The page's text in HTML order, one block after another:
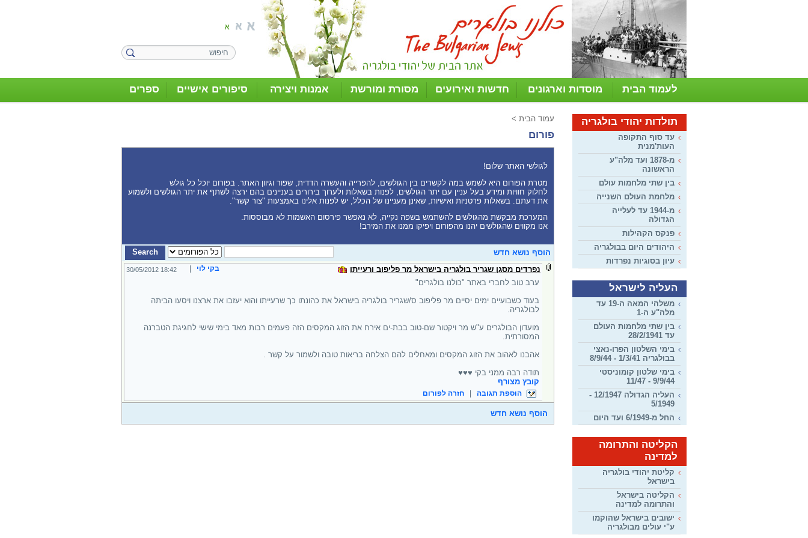
לעמוד הבית מוסדות וארגונים חדשות ואירועים מסורת ומורשת אמנות ויצירה סיפורים אישיים ספרים
תולדות יהודי בולגריה
עד סוף התקופה
העות'מנית
מ-1878 ועד מלה"ע
הראשונה
בין שתי מלחמות עולם
מלחמת העולם השנייה
מ-1944 עד לעלייה
הגדולה
פנקס הקהילות
היהודים היום בבולגריה
עיון בסוגיות נפרדות
העליה לישראל
משלהי המאה ה-19 עד
מלה"ע ה-1
בין שתי מלחמות העולם
עד 28/2/1941
בימי השלטון הפרו-נאצי
בבולגריה 1/3/41 - 8/9/44
בימי שלטון קומוניסטי
9/9/44 - 11/47
העליה הגדולה 12/1947 -
5/1949
החל מ-6/1949 ועד היום
הקליטה והתרומה
למדינה
קליטת יהודי בולגריה
בישראל
הקליטה בישראל
והתרומה למדינה
ישובים בישראל שהוקמו
ע"י עולים מבולגריה
עמוד הבית >
פורום
לגולשי האתר שלום!
מטרת הפורום היא לשמש במה לקשרים בין הגולשים, להפרייה והעשרה הדדית, שפור וגיוון האתר. בפורום יוכל כל גולש
לחלוק חוויות ומידע בעל עניין עם יתר הגולשים, לפנות בשאלות ולערוך בירורים בעניינים בהם ירצה לשתף את יתר הגולשים ולשמוע
את דעתם. בשאלות פרטניות ואישיות, שאינן מעניינו של הכלל, יש לפנות אלינו באמצעות "צור קשר".
המערכת מבקשת מהגולשים להשתמש בשפה נקייה, לא נאפשר פירסום האשמות לא מבוססות.
אנו מקווים שהגולשים יהנו מהפורום ויפיקו ממנו את המירב!
הוסף נושא חדש
נפרדים מסגן שגריר בולגריה בישראל מר פליפוב ורעייתו
בקי לוי 18:42 30/05/2012
ערב טוב לחברי באתר "כולנו בולגרים"
בעוד כשבועיים ימים יסיים מר פליפוב ס/שגריר בולגריה בישראל את כהונתו כך שרעייתו והוא יעזבו את ארצנו ויסעו הביתה
לבולגריה.
מועדון הבולגרים ע"ש מר ויקטור שם-טוב בבת-ים אירח את הזוג המקסים הזה פעמים רבות מאד בימי שישי לחגיגת הטברנה
המסורתית.
אהבנו לאהוב את הזוג המקסים ומאחלים להם הצלחה בריאות טובה ולשמור על קשר .
תודה רבה ממני בקי ♥♥♥
קובץ מצורף
הוספת תגובה חזרה לפורום
הוסף נושא חדש